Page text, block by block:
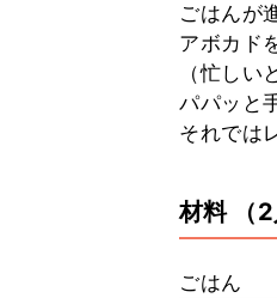
ごはんが
アボカド
（忙し
パパッと
それでは
材料 （
ごはん